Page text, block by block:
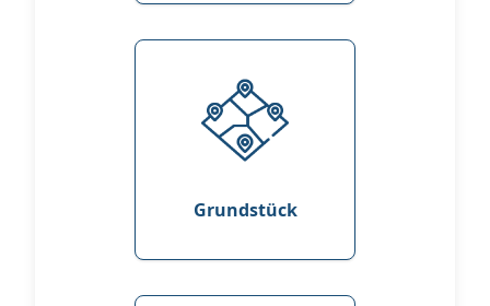
Grundstück